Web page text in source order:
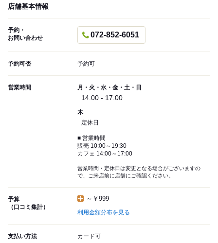
店舗基本情報
予約・
お問い合わせ
072-852-6051
予約可否 予約可
営業時間 月・火・水・金・土・日
14:00 - 17:00
木
定休日
■ 営業時間
販売 10:00～19:30
カフェ 14:00～17:00
営業時間・定休日は変更となる場合がございますの
で、ご来店前に店舗にご確認ください。
予算
（口コミ集計）
～￥999
利用金額分布を見る
支払い方法 カード可